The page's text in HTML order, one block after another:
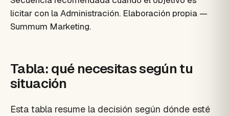
licitar con la Administración. Elaboración propia —
Summum Marketing.
Tabla: qué necesitas según tu
situación
Esta tabla resume la decisión según dónde esté